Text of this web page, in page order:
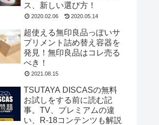
ス、新しい選び方！
2020.02.06 2020.05.14
超使える無印良品っぽいサ
プリメント詰め替え容器を
発見！無印良品はコレ売る
べき！
2021.08.15
TSUTAYA DISCASの無料
お試しをする前に読む記
事。TV、プレミアムの違
い、R-18コンテンツも解説